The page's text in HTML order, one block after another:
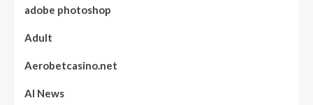
adobe photoshop
Adult
Aerobetcasino.net
AI News